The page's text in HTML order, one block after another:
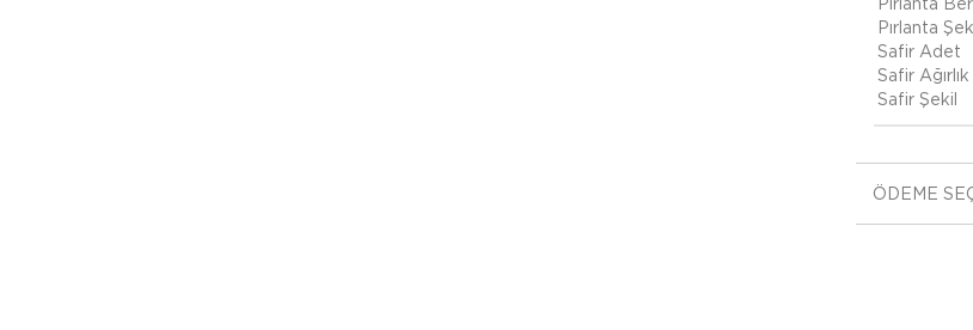
Pırlanta
Safir Adet
Safir Ağırlık
Safir Şekil
ÖDEME